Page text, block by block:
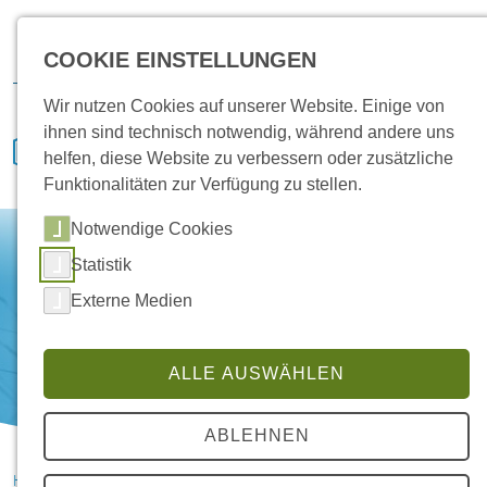
Downloads
HANSA Klimasysteme im Saterland News Oranienbad Diez
COOKIE EINSTELLUNGEN
Wir nutzen Cookies auf unserer Website. Einige von
ihnen sind technisch notwendig, während andere uns
helfen, diese Website zu verbessern oder zusätzliche
Funktionalitäten zur Verfügung zu stellen.
Notwendige Cookies
Statistik
Externe Medien
ALLE AUSWÄHLEN
ABLEHNEN